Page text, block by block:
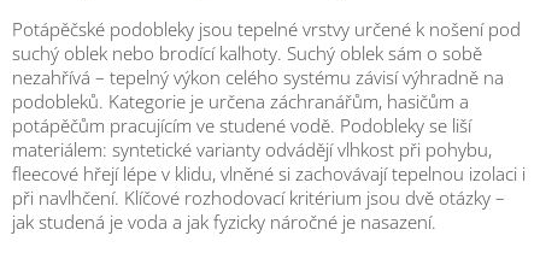
Požární
sport
Zdravotnické
vybavení
Oblečení,
obuv
a
doplňky
Potápěčské podobleky jsou tepelné vrstvy určené k nošení pod
suchý oblek nebo brodící kalhoty. Suchý oblek sám o sobě
nezahřívá – tepelný výkon celého systému závisí výhradně na
podobleků. Kategorie je určena záchranářům, hasičům a
potápěčům pracujícím ve studené vodě. Podobleky se liší
materiálem: syntetické varianty odvádějí vlhkost při pohybu,
fleecové hřejí lépe v klidu, vlněné si zachovávají tepelnou izolaci i
při navlhčení. Klíčové rozhodovací kritérium jsou dvě otázky –
jak studená je voda a jak fyzicky náročné je nasazení.